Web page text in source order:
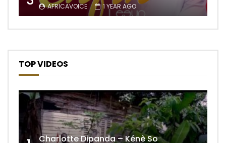
AFRICAVOICE 1 YEAR AGO
TOP VIDEOS
Charlotte Dipanda – Kénè So